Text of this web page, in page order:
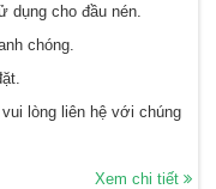
cho đầu nén.
chóng.
lòng liên hệ với chúng
Xem chi tiết